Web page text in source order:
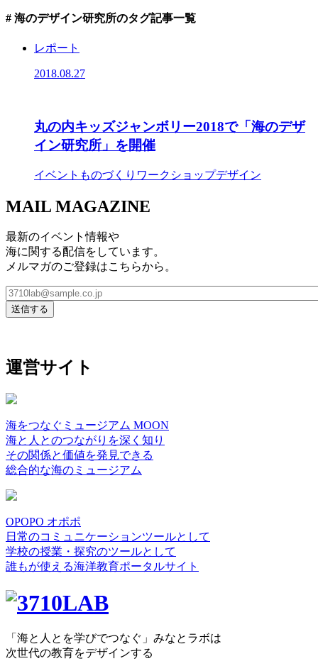
# 海のデザイン研究所のタグ記事一覧
レポート
2018.08.27
丸の内キッズジャンボリー2018で「海のデザ
イン研究所」を開催
イベント ものづくり ワークショップデザイン
MAIL MAGAZINE
最新のイベント情報や
海に関する配信をしています。
メルマガのご登録はこちらから。
運営サイト
海をつなぐミュージアム MOON
海と人とのつながりを深く知り
その関係と価値を発見できる
総合的な海のミュージアム
OPOPO オポポ
日常のコミュニケーションツールとして
学校の授業・探究のツールとして
誰もが使える海洋教育ポータルサイト
「海と人とを学びでつなぐ」みなとラボは
次世代の教育をデザインする